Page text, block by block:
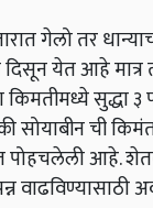
गेलो तर
येत आहे मात्र
किमतीमध्ये सुद्धा
ची
आहे.